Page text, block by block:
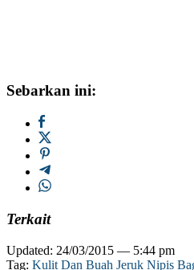
Sebarkan ini:
Terkait
Updated: 24/03/2015 — 5:44 pm
Tag: Kulit Dan Buah Jeruk Nipis